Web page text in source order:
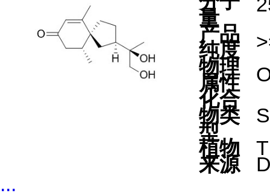
量
产品
纯度
物理
属性
化合
物类
型
植物
来源
...